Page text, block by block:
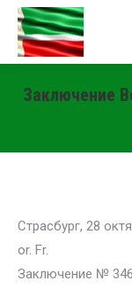
Заключение
Страсбург, 28
or. Fr.
Заключение №